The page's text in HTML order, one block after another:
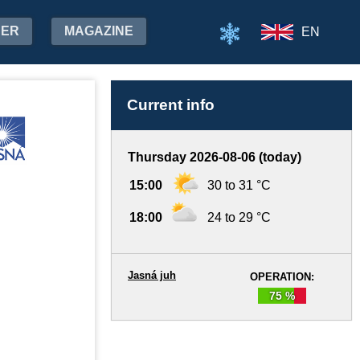
MAGAZINE EN
Current info
Thursday 2026-08-06 (today)
15:00 30 to 31 °C
18:00 24 to 29 °C
OPERATION:
75 %
Jasná juh